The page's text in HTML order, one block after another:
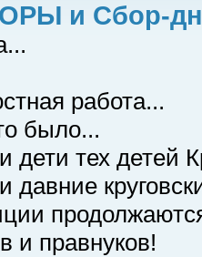
и Сбор-
работа...
было...
дети тех детей
давние
и правнуков!